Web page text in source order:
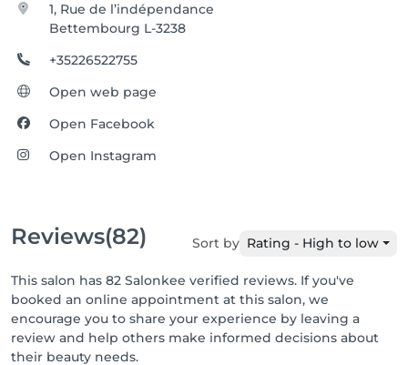
1, Rue de l’indépendance
Bettembourg L-3238
+35226522755
Open web page
Open Facebook
Open Instagram
Reviews(82) Sort by Rating - High to low
This salon has 82 Salonkee verified reviews. If you've
booked an online appointment at this salon, we
encourage you to share your experience by leaving a
review and help others make informed decisions about
their beauty needs.